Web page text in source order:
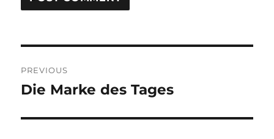
navigation
PREVIOUS
Previous
Die Marke des Tages